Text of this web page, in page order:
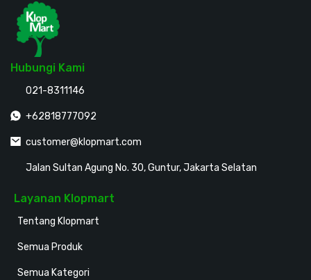
Hubungi Kami
021-8311146
+62818777092
customer@klopmart.com
Jalan Sultan Agung No. 30, Guntur, Jakarta Selatan
Layanan Klopmart
Tentang Klopmart
Semua Produk
Semua Kategori